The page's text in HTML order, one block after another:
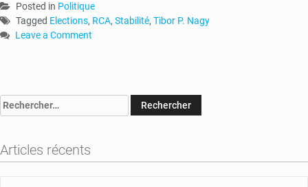
Posted in Politique
Tagged Elections, RCA, Stabilité, Tibor P. Nagy
Leave a Comment
le
sous-
plaide
pour
Rechercher :
Articles récents